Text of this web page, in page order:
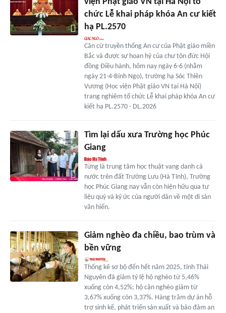
chức Lễ khai pháp khóa An cư kiết
hạ PL.2570
Căn cứ truyền thống An cư của Phật giáo miền
Bắc và được sự hoan hỷ của chư tôn đức Hội
đồng Điều hành, hôm nay ngày 6-6 (nhằm
ngày 21-4-Bính Ngọ), trường hạ Sóc Thiên
Vương (Học viện Phật giáo VN tại Hà Nội)
trang nghiêm tổ chức Lễ khai pháp khóa An cư
kiết hạ PL.2570 - DL.2026
Tìm lại dấu xưa Trường học Phúc
Giang
Từng là trung tâm học thuật vang danh cả
nước trên đất Trường Lưu (Hà Tĩnh), Trường
học Phúc Giang nay vẫn còn hiện hữu qua tư
liệu quý và ký ức của người dân về một di sản
văn hiến.
Giảm nghèo đa chiều, bao trùm và
bền vững
Thống kê sơ bộ đến hết năm 2025, tỉnh Thái
Nguyên đã giảm tỷ lệ hộ nghèo từ 5,46%
xuống còn 4,52%; hộ cận nghèo giảm từ
3,67% xuống còn 3,37%. Hàng trăm dự án hỗ
trợ sinh kế, phát triển sản xuất và bảo đảm an